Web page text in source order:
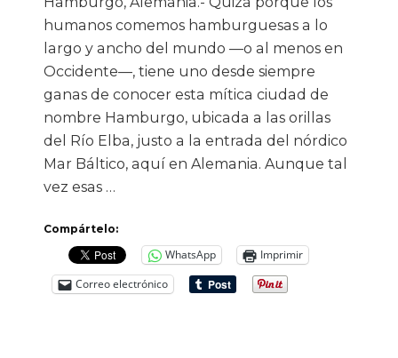
humanos comemos hamburguesas a lo
largo y ancho del mundo —o al menos en
Occidente—, tiene uno desde siempre
ganas de conocer esta mítica ciudad de
nombre Hamburgo, ubicada a las orillas
del Río Elba, justo a la entrada del nórdico
Mar Báltico, aquí en Alemania. Aunque tal
vez esas …
Compártelo:
WhatsApp
Imprimir
Correo electrónico